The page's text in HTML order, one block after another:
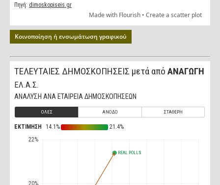
Κοινοποίηση ή ενσωμάτωση γραφικού